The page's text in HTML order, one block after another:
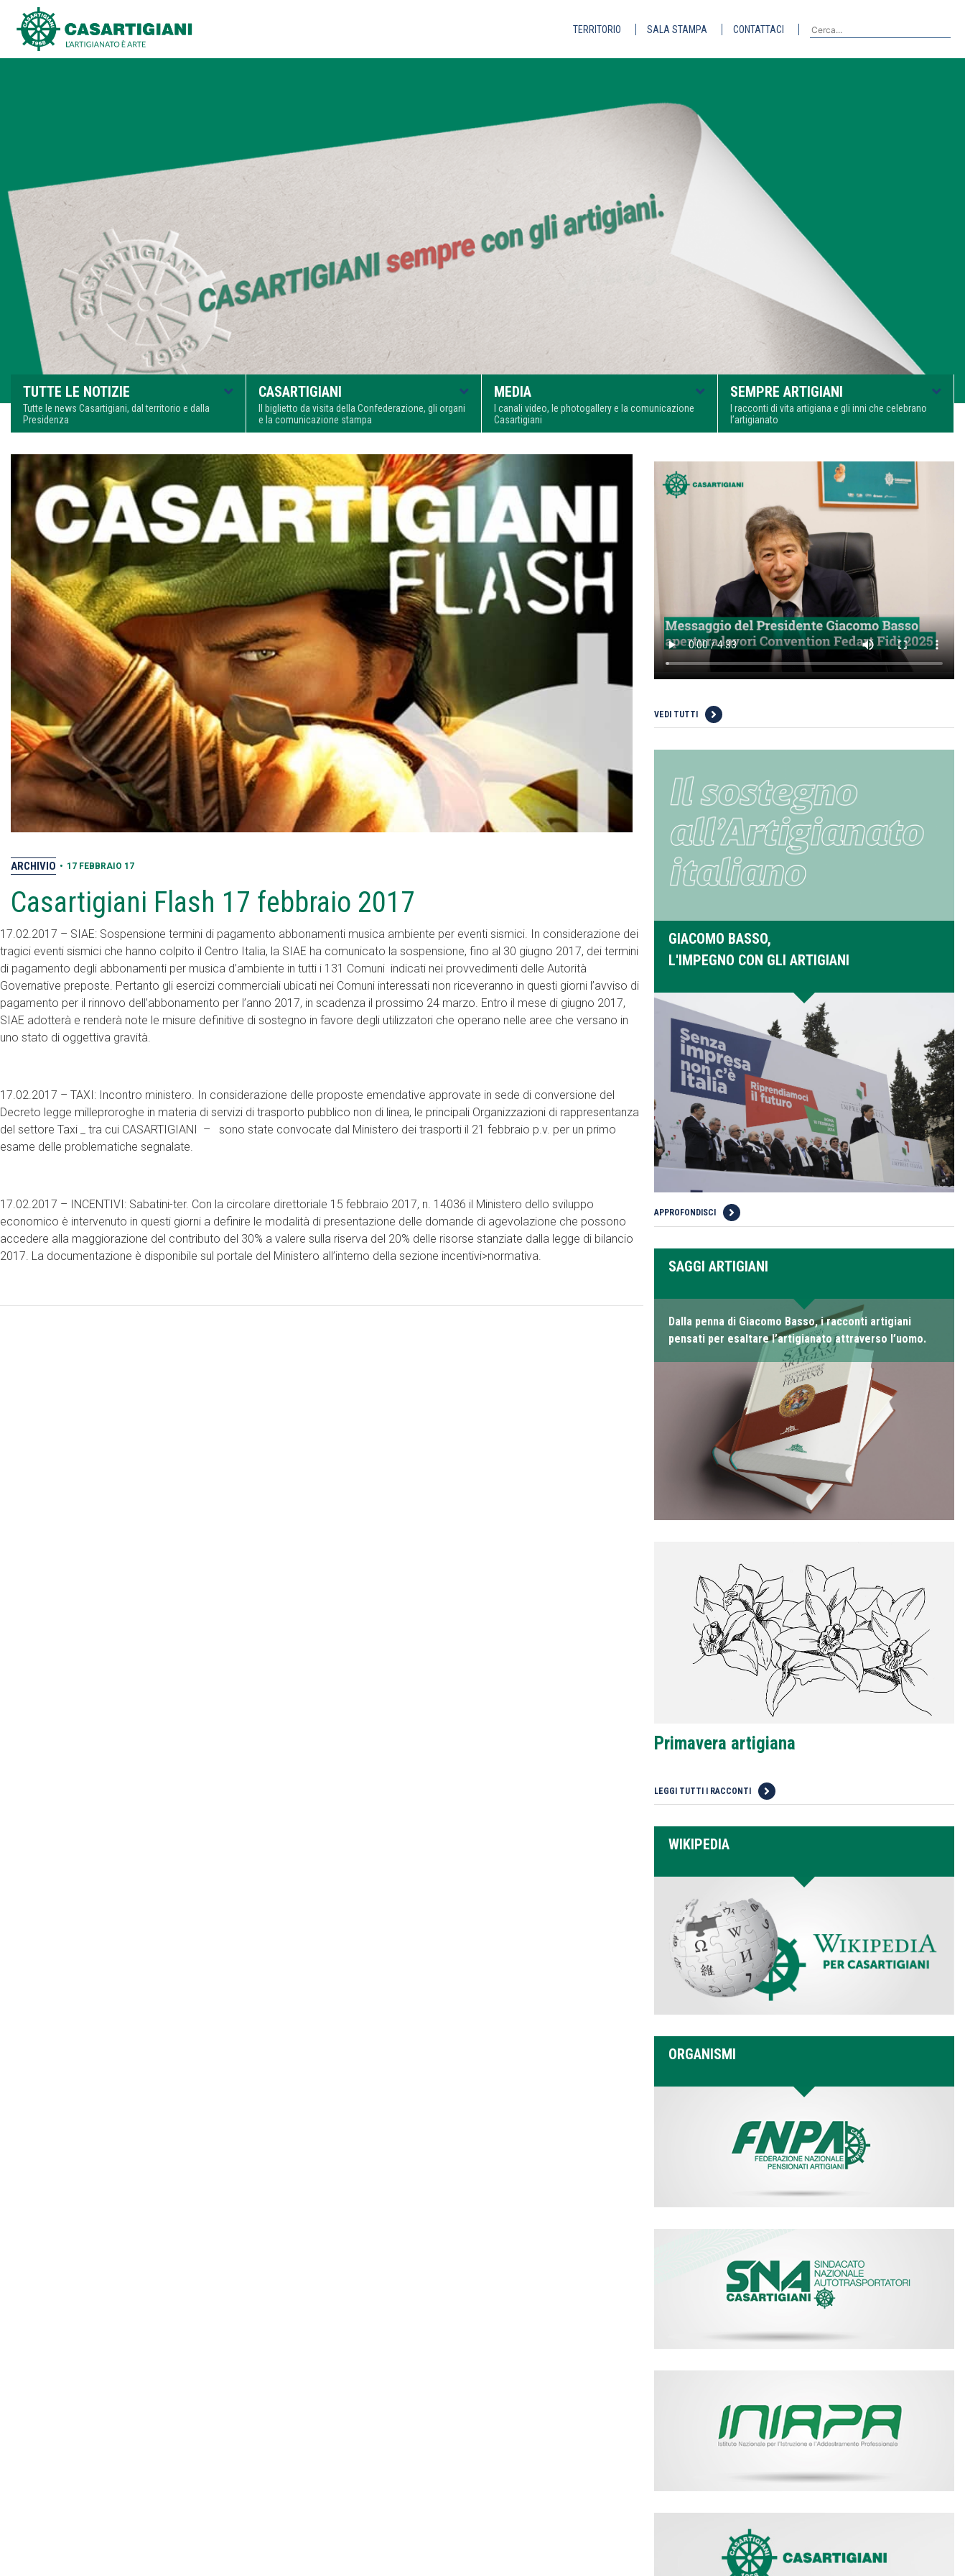
TERRITORIO SALA STAMPA CONTATTACI
TUTTE LE NOTIZIE
Tutte le news Casartigiani, dal territorio e dalla
Presidenza
CASARTIGIANI
Il biglietto da visita della Confederazione, gli organi
e la comunicazione stampa
MEDIA
I canali video, le photogallery e la comunicazione
Casartigiani
SEMPRE ARTIGIANI
I racconti di vita artigiana e gli inni che celebrano
l’artigianato
ARCHIVIO • 17 FEBBRAIO 17
Casartigiani Flash 17 febbraio 2017
17.02.2017 – SIAE: Sospensione termini di pagamento abbonamenti musica ambiente per eventi sismici. In considerazione dei
tragici eventi sismici che hanno colpito il Centro Italia, la SIAE ha comunicato la sospensione, fino al 30 giugno 2017, dei termini
di pagamento degli abbonamenti per musica d’ambiente in tutti i 131 Comuni indicati nei provvedimenti delle Autorità
Governative preposte. Pertanto gli esercizi commerciali ubicati nei Comuni interessati non riceveranno in questi giorni l’avviso di
pagamento per il rinnovo dell’abbonamento per l’anno 2017, in scadenza il prossimo 24 marzo. Entro il mese di giugno 2017,
SIAE adotterà e renderà note le misure definitive di sostegno in favore degli utilizzatori che operano nelle aree che versano in
uno stato di oggettiva gravità.
17.02.2017 – TAXI: Incontro ministero. In considerazione delle proposte emendative approvate in sede di conversione del
Decreto legge milleproroghe in materia di servizi di trasporto pubblico non di linea, le principali Organizzazioni di rappresentanza
del settore Taxi _ tra cui CASARTIGIANI – sono state convocate dal Ministero dei trasporti il 21 febbraio p.v. per un primo
esame delle problematiche segnalate.
17.02.2017 – INCENTIVI: Sabatini-ter. Con la circolare direttoriale 15 febbraio 2017, n. 14036 il Ministero dello sviluppo
economico è intervenuto in questi giorni a definire le modalità di presentazione delle domande di agevolazione che possono
accedere alla maggiorazione del contributo del 30% a valere sulla riserva del 20% delle risorse stanziate dalla legge di bilancio
2017. La documentazione è disponibile sul portale del Ministero all’interno della sezione incentivi>normativa.
VEDI TUTTI
GIACOMO BASSO,
L'IMPEGNO CON GLI ARTIGIANI
APPROFONDISCI
SAGGI ARTIGIANI
Dalla penna di Giacomo Basso, i racconti artigiani
pensati per esaltare l’artigianato attraverso l’uomo.
Primavera artigiana
LEGGI TUTTI I RACCONTI
WIKIPEDIA
ORGANISMI